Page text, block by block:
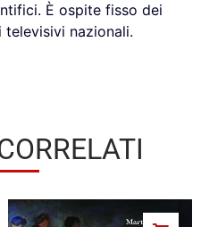
È ospite fisso dei
nazionali.